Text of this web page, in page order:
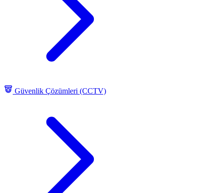
Güvenlik Çözümleri (CCTV)